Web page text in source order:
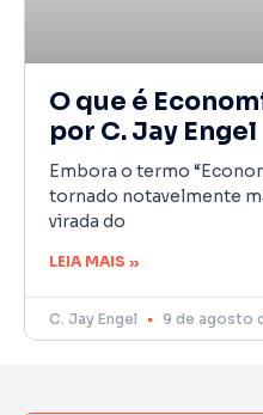
O que é
por C. Jay Engel
Embora o termo
tornado notavelmente
virada do
LEIA MAIS »
C. Jay Engel 9 de agosto